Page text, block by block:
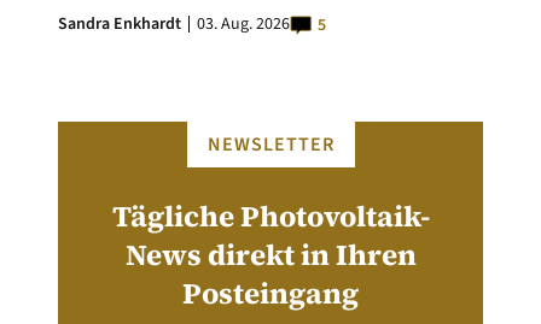
Sandra Enkhardt 03. Aug. 2026 5
NEWSLETTER
Tägliche Photovoltaik-
News direkt in Ihren
Posteingang